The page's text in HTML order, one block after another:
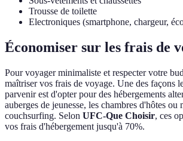
Trousse de toilette
Electroniques (smartphone, chargeur,
Économiser sur les frais de
Pour voyager minimaliste et respecter votre
maîtriser vos frais de voyage. Une des façons
parvenir est d'opter pour des hébergements
auberges de jeunesse, les chambres d'hôtes ou
couchsurfing. Selon UFC-Que Choisir, ces
vos frais d'hébergement jusqu'à 70%.